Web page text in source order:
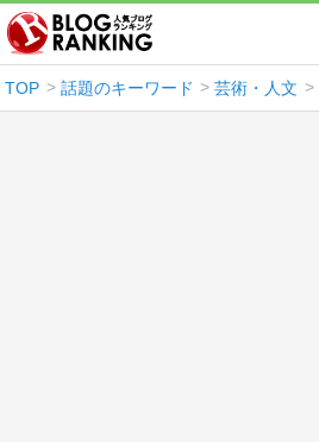
TOP 話題のキーワード 芸術・人文